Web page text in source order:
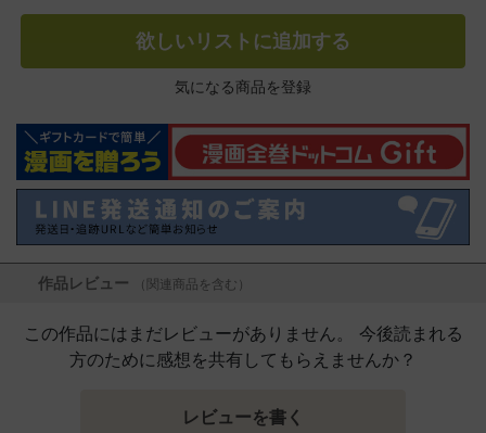
欲しいリストに追加する
気になる商品を登録
作品レビュー （関連商品を含む）
この作品にはまだレビューがありません。 今後読まれる
方のために感想を共有してもらえませんか？
レビューを書く